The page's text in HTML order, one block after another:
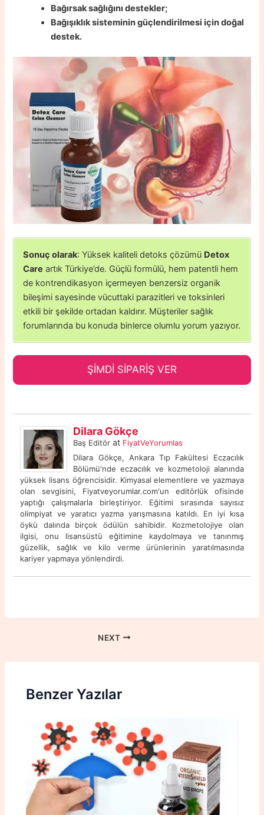
Bağırsak sağlığını destekler;
Bağışıklık sisteminin güçlendirilmesi için doğal
destek.
Sonuç olarak: Yüksek kaliteli detoks çözümü Detox
Care artık Türkiye’de. Güçlü formülü, hem patentli hem
de kontrendikasyon içermeyen benzersiz organik
bileşimi sayesinde vücuttaki parazitleri ve toksinleri
etkili bir şekilde ortadan kaldırır. Müşteriler sağlık
forumlarında bu konuda binlerce olumlu yorum yazıyor.
ŞİMDİ SİPARİŞ VER
Dilara Gökçe
Baş Editör at FiyatVeYorumlas
Dilara Gökçe, Ankara Tıp Fakültesi Eczacılık
Bölümü'nde eczacılık ve kozmetoloji alanında
yüksek lisans öğrencisidir. Kimyasal elementlere ve yazmaya
olan sevgisini, Fiyatveyorumlar.com'un editörlük ofisinde
yaptığı çalışmalarla birleştiriyor. Eğitimi sırasında sayısız
olimpiyat ve yaratıcı yazma yarışmasına katıldı. En iyi kısa
öykü dalında birçok ödülün sahibidir. Kozmetolojiye olan
ilgisi, onu lisansüstü eğitimine kaydolmaya ve tanınmış
güzellik, sağlık ve kilo verme ürünlerinin yaratılmasında
kariyer yapmaya yönlendirdi.
NEXT
Benzer Yazılar